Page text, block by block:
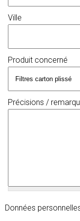
Ville
Produit concerné
Précisions /
Données